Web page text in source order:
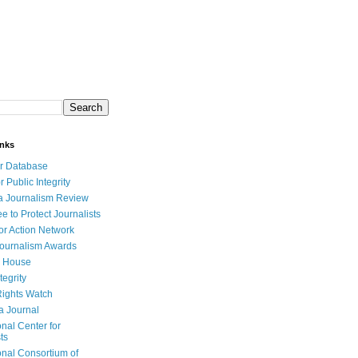
Database
Public Integrity
Journalism Review
to Protect Journalists
Action Network
Awards
House
Watch
Journal
Center for
Consortium of